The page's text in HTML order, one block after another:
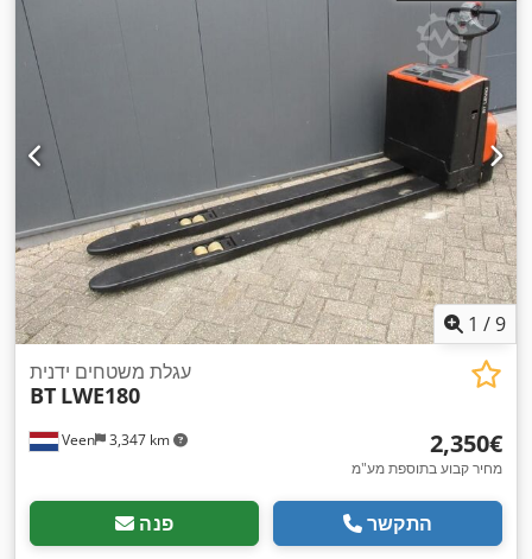
1 /9
Veen 3,347 km
עגלת משטחים ידנית
BT LWE180
‏2,350 ‏€
מחיר קבוע בתוספת מע"מ
פנה התקשר